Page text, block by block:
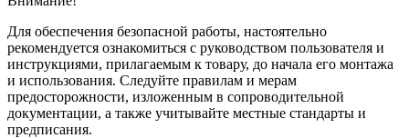
Для обеспечения безопасной работы, настоятельно
рекомендуется ознакомиться с руководством пользователя и
инструкциями, прилагаемым к товару, до начала его монтажа
и использования. Следуйте правилам и мерам
предосторожности, изложенным в сопроводительной
документации, а также учитывайте местные стандарты и
предписания.